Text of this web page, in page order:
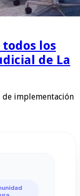
todos los
de La
de implementación